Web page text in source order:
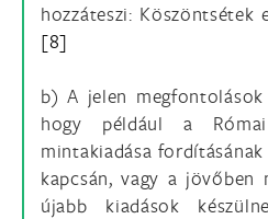
hozzáteszi: Köszöntsétek
[8]
b) A jelen
hogy például a
mintakiadása
kapcsán, vagy a jövőben
újabb kiadások